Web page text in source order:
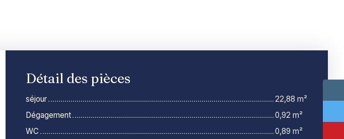
Détail des pièces
séjour
22,88 m²
Dégagement
0,92 m²
WC
0,89 m²